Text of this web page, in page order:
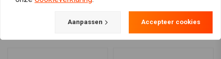
Aanpassen Accepteer cookies